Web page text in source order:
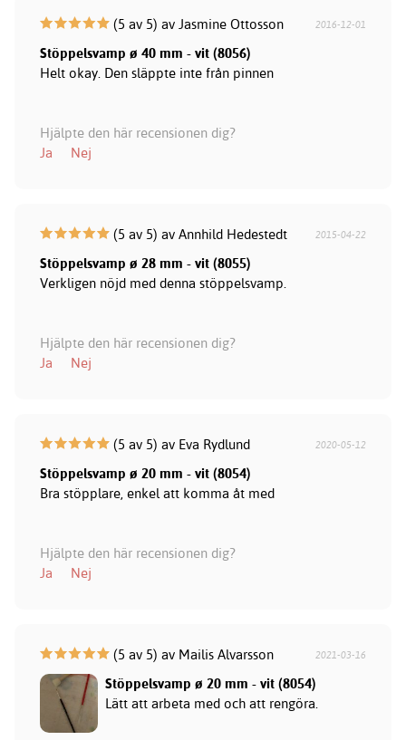
(5 av 5) av Jasmine Ottosson 2016-12-01
Stöppelsvamp ø 40 mm - vit (8056)
Helt okay. Den släppte inte från pinnen
Hjälpte den här recensionen dig?
Ja
Nej
(5 av 5) av Annhild Hedestedt 2015-04-22
Stöppelsvamp ø 28 mm - vit (8055)
Verkligen nöjd med denna stöppelsvamp.
Hjälpte den här recensionen dig?
Ja
Nej
(5 av 5) av Eva Rydlund 2020-05-12
Stöppelsvamp ø 20 mm - vit (8054)
Bra stöpplare, enkel att komma åt med
Hjälpte den här recensionen dig?
Ja
Nej
(5 av 5) av Mailis Alvarsson 2021-03-16
Stöppelsvamp ø 20 mm - vit (8054)
Lätt att arbeta med och att rengöra.